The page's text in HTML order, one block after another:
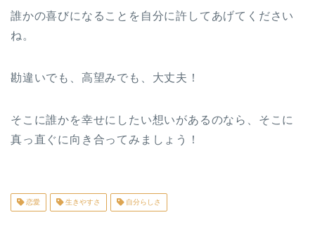
誰かの喜びになることを自分に許してあげてください
ね。
勘違いでも、高望みでも、大丈夫！
そこに誰かを幸せにしたい想いがあるのなら、そこに
真っ直ぐに向き合ってみましょう！
恋愛 生きやすさ 自分らしさ